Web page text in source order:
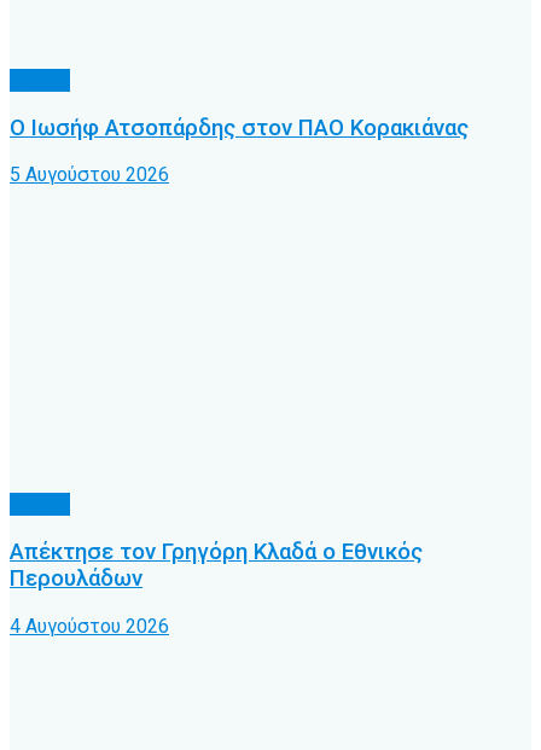
Ο Ιωσήφ Ατσοπάρδης στον ΠΑΟ Κορακιάνας
5 Αυγούστου 2026
Απέκτησε τον Γρηγόρη Κλαδά ο Εθνικός
Περουλάδων
4 Αυγούστου 2026